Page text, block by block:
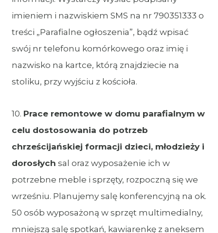
imieniem i nazwiskiem SMS na nr 790351333 o
treści „Parafialne ogłoszenia”, bądź wpisać
swój nr telefonu komórkowego oraz imię i
nazwisko na kartce, którą znajdziecie na
stoliku, przy wyjściu z kościoła.
10. Prace remontowe w domu parafialnym w
celu dostosowania do potrzeb
chrześcijańskiej formacji dzieci, młodzieży i
dorosłych sal oraz wyposażenie ich w
potrzebne meble i sprzęty, rozpoczną się we
wrześniu. Planujemy salę konferencyjną na ok.
50 osób wyposażoną w sprzęt multimedialny,
mniejszą salę spotkań, kawiarenkę z aneksem